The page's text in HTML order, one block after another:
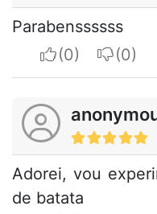
Parabenssssss
I apreciate
I do
Adorei, vou
de batata